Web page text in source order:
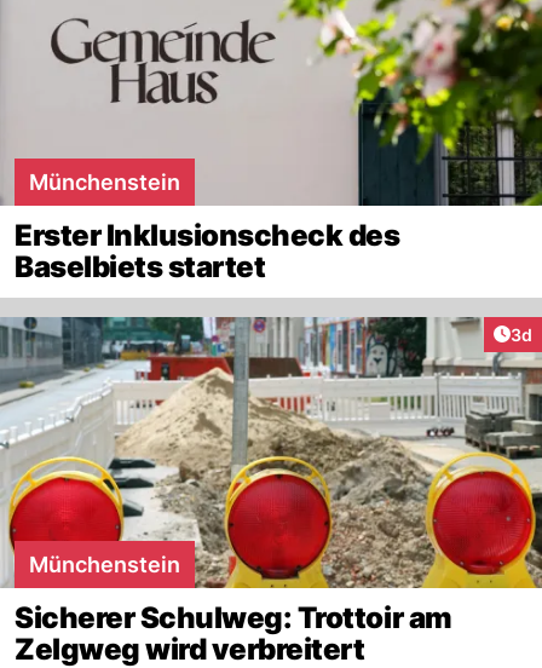
Münchenstein
Erster Inklusionscheck des
Baselbiets startet
3d
Münchenstein
Sicherer Schulweg: Trottoir am
Zelgweg wird verbreitert